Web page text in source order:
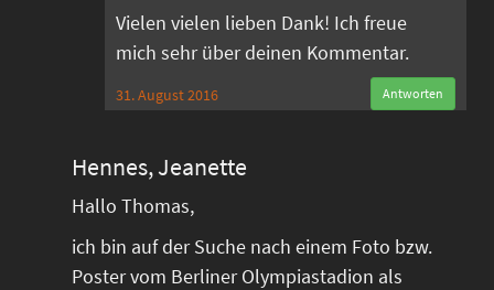
Vielen vielen lieben Dank! Ich freue
mich sehr über deinen Kommentar.
31. August 2016 Antworten
Hennes, Jeanette
Hallo Thomas,
ich bin auf der Suche nach einem Foto bzw.
Poster vom Berliner Olympiastadion als